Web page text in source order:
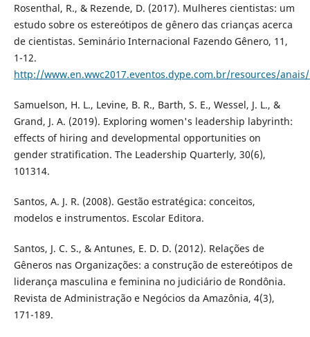
Rosenthal, R., & Rezende, D. (2017). Mulheres cientistas: um
estudo sobre os estereótipos de gênero das crianças acerca
de cientistas. Seminário Internacional Fazendo Gênero, 11,
1-12.
http://www.en.wwc2017.eventos.dype.com.br/resources/
Samuelson, H. L., Levine, B. R., Barth, S. E., Wessel, J. L., &
Grand, J. A. (2019). Exploring women's leadership labyrinth:
effects of hiring and developmental opportunities on
gender stratification. The Leadership Quarterly, 30(6),
101314.
Santos, A. J. R. (2008). Gestão estratégica: conceitos,
modelos e instrumentos. Escolar Editora.
Santos, J. C. S., & Antunes, E. D. D. (2012). Relações de
Gêneros nas Organizações: a construção de estereótipos de
liderança masculina e feminina no judiciário de Rondônia.
Revista de Administração e Negócios da Amazônia, 4(3),
171-189.